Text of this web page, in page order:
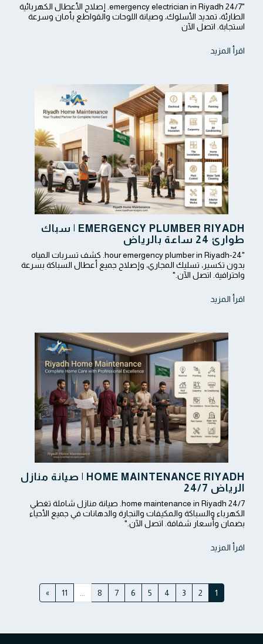
"24/7 emergency electrician in Riyadh. إصلاح الأعطال الكهربائية
الطارئة، تمديد الأسلوك، وصيانة اللوحات والقواطع بأمان وسرعة
استجابة. اتصل الآن
اقرأ المزيد
EMERGENCY PLUMBER RIYADH | سباك
طوارئ 24 ساعة بالرياض
"24-hour emergency plumber in Riyadh. كشف تسربات المياه
بدون تكسير، تسليك المجاري، وإصلاح جميع أعطال السباكة بسرعة
واحترافية. اتصل الآن."
اقرأ المزيد
HOME MAINTENANCE RIYADH | صيانة منازل
الرياض 24/7
24/7 home maintenance in Riyadh. صيانة منازل شاملة تغطي
الكهرباء والسباكة والمكيفات والنجارة والدهانات في جميع الأحياء
بضمان وأسعار شفافة. اتصل الآن."
اقرأ المزيد
1
2
3
4
5
6
7
8
11
»